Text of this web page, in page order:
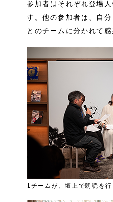
参加者はそれぞれ登場
す。他の参加者は、自
とのチームに分かれて感
1チームが、壇上で朗読を行